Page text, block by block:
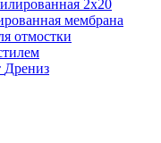
2х20
мембрана
отмостки
Дрениз